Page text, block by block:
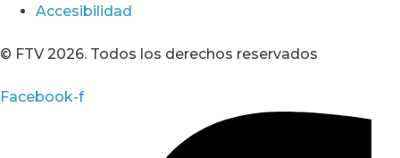
Accesibilidad
© FTV 2026. Todos los derechos reservados
Facebook-f